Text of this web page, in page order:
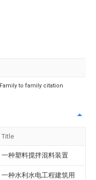
to family citation
Title
一种塑料搅拌混料装置
一种水利水电工程建筑用